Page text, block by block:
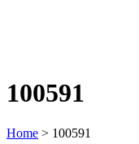
100591
Home > 100591